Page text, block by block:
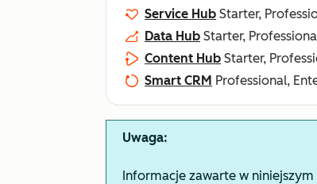
Service Hub Starter,
Data Hub Starter,
Content Hub Starter,
Smart CRM Professional,
Uwaga:
Informacje zawarte w